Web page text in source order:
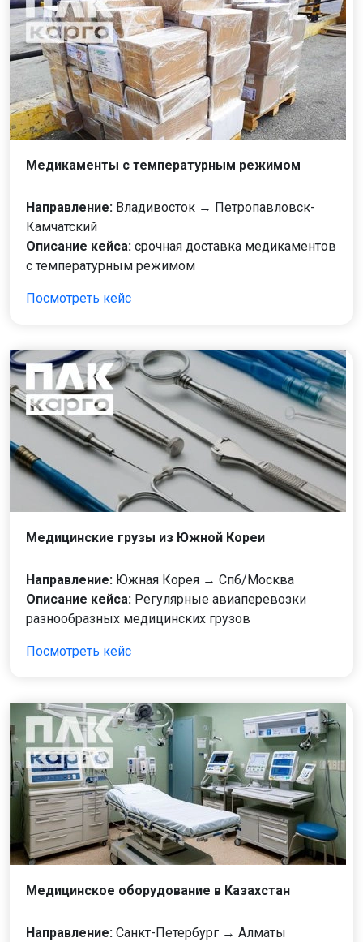
Медикаменты с температурным режимом
Направление: Владивосток → Петропавловск-
Камчатский
Описание кейса: срочная доставка медикаментов
с температурным режимом
Посмотреть кейс
Медицинские грузы из Южной Кореи
Направление: Южная Корея → Спб/Москва
Описание кейса: Регулярные авиаперевозки
разнообразных медицинских грузов
Посмотреть кейс
Медицинское оборудование в Казахстан
Направление: Санкт-Петербург → Алматы